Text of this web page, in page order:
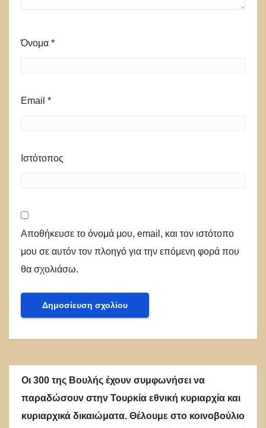
Όνομα *
Email *
Ιστότοπος
Αποθήκευσε το όνομά μου, email, και τον ιστότοπο
μου σε αυτόν τον πλοηγό για την επόμενη φορά που
θα σχολιάσω.
Οι 300 της Βουλής έχουν συμφωνήσει να
παραδώσουν στην Τουρκία εθνική κυριαρχία και
κυριαρχικά δικαιώματα. Θέλουμε στο κοινοβούλιο